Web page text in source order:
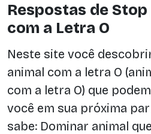
Respostas de Stop
com a Letra O
Neste site você
animal com a letra O
com a letra O) que
você em sua próxima
sabe: Dominar animal